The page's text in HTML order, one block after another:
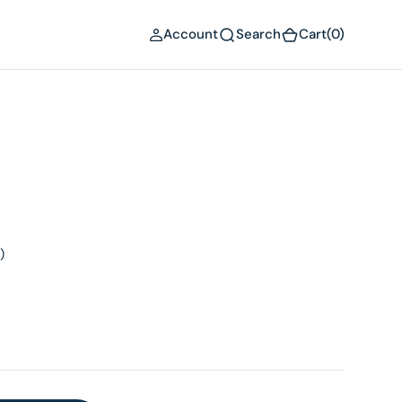
Account Search Cart(0)